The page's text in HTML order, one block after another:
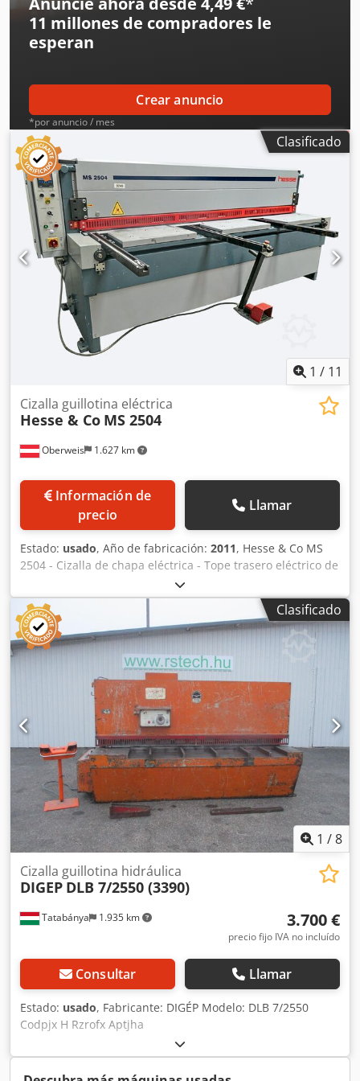
11 millones de compradores le
esperan
Crear anuncio
*por anuncio / mes
Clasificado
1 / 11
Oberweis 1.627 km
Cizalla guillotina eléctrica
Hesse & Co MS 2504
Información de
precio
Llamar
Estado: usado, Año de fabricación: 2011, Hesse & Co MS
2504 - Cizalla de chapa eléctrica - Tope trasero eléctrico de
750 mm - Ajuste manual del espacio de corte - 1 juego de
cuchillas de repuesto - Manual de instrucciones - Año de
fabricación: 2011 Datos técnicos Chsdpezi A Rujfx Aptoa -
Capacidad de corte: 4 mm - Longitud de corte: 2550 mm -
Ángulo de corte: 1° 30' - Número de ciclos por minuto: 42 -
Ancho de la mesa: 450 mm - Altura de la mesa: 800 mm -
Tope trasero (longitud máxima): 750 / 100 mm - Potencia
del motor: 7,5 kW - Tensión de funcionamiento: 400 V -
Dimensiones (ancho x alto x profundidad): 3050 x 1330 x
2260 mm - Peso: 3300 kg
Clasificado
1 /8
Tatabánya 1.935 km
Cizalla guillotina hidráulica
DIGEP DLB 7/2550 (3390)
3.700 €
precio fijo IVA no incluído
Consultar Llamar
Estado: usado, Fabricante: DIGÉP Modelo: DLB 7/2550
Codpjx H Rzrofx Aptjha